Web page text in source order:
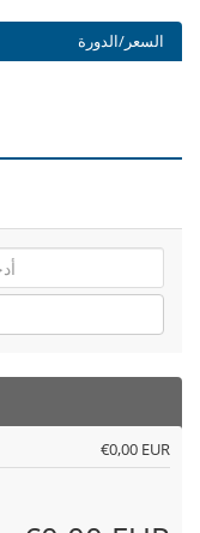
السعر/الدورة
€0,00 EUR